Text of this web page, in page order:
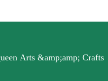
Arts &amp;amp; Crafts